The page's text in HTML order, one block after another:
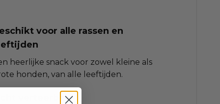
voor alle rassen en
heerlijke snack voor zowel kleine als
honden, van alle leeftijden.
verteerbaar